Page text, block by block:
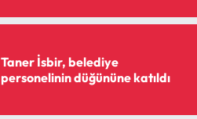
Taner İsbir, belediye
personelinin düğününe katıldı